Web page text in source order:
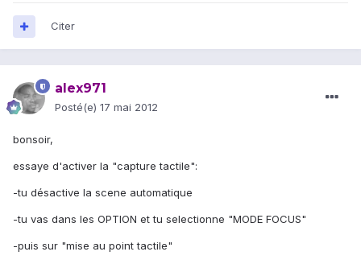
Citer
alex971
Posté(e) 17 mai 2012
bonsoir,
essaye d'activer la "capture tactile":
-tu désactive la scene automatique
-tu vas dans les OPTION et tu selectionne "MODE FOCUS"
-puis sur "mise au point tactile"